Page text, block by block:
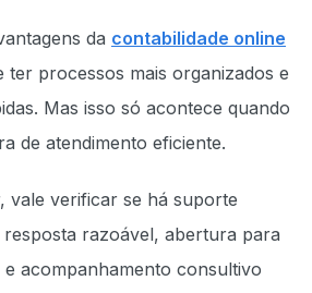
da contabilidade online
ter processos mais organizados e
Mas isso só acontece quando
de atendimento eficiente.
vale verificar se há suporte
razoável, abertura para
acompanhamento consultivo